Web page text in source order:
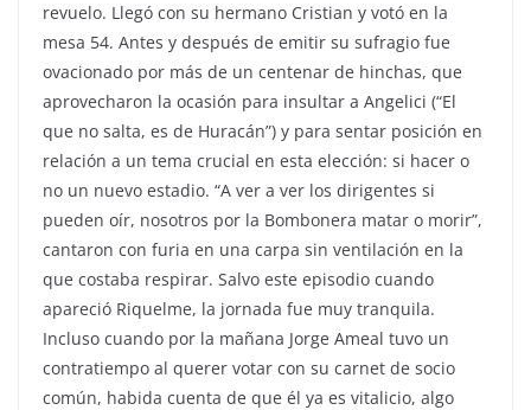
revuelo. Llegó con su hermano Cristian y votó en la
mesa 54. Antes y después de emitir su sufragio fue
ovacionado por más de un centenar de hinchas, que
aprovecharon la ocasión para insultar a Angelici (“El
que no salta, es de Huracán”) y para sentar posición en
relación a un tema crucial en esta elección: si hacer o
no un nuevo estadio. “A ver a ver los dirigentes si
pueden oír, nosotros por la Bombonera matar o morir”,
cantaron con furia en una carpa sin ventilación en la
que costaba respirar. Salvo este episodio cuando
apareció Riquelme, la jornada fue muy tranquila.
Incluso cuando por la mañana Jorge Ameal tuvo un
contratiempo al querer votar con su carnet de socio
común, habida cuenta de que él ya es vitalicio, algo